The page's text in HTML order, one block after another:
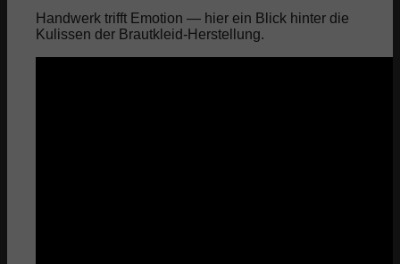
Handwerk trifft Emotion — hier ein Blick hinter die
Kulissen der Brautkleid-Herstellung.